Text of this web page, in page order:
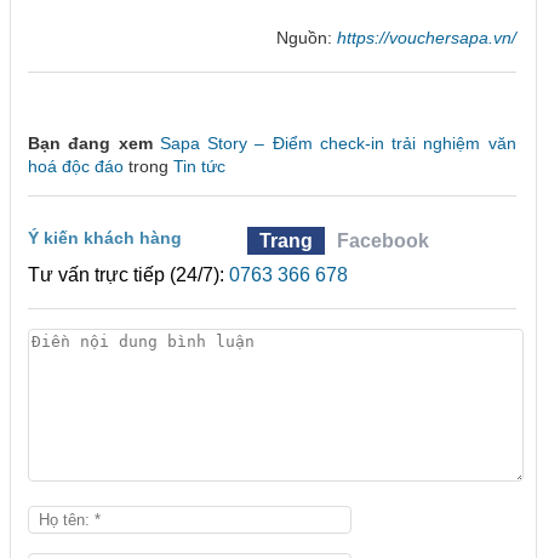
Nguồn: https://vouchersapa.vn/
Bạn đang xem Sapa Story – Điểm check-in trải nghiệm văn
hoá độc đáo trong Tin tức
Ý kiến khách hàng Trang
Facebook
Tư vấn trực tiếp (24/7): 0763 366 678